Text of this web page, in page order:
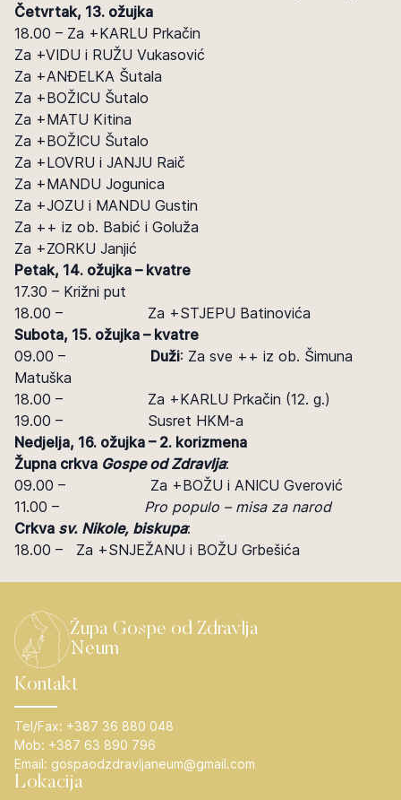
Četvrtak, 13. ožujka
18.00 – Za +KARLU Prkačin
Za +VIDU i RUŽU Vukasović
Za +ANĐELKA Šutala
Za +BOŽICU Šutalo
Za +MATU Kitina
Za +BOŽICU Šutalo
Za +LOVRU i JANJU Raič
Za +MANDU Jogunica
Za +JOZU i MANDU Gustin
Za ++ iz ob. Babić i Goluža
Za +ZORKU Janjić
Petak, 14. ožujka – kvatre
17.30 – Križni put
18.00 – Za +STJEPU Batinovića
Subota, 15. ožujka – kvatre
09.00 – Duži: Za sve ++ iz ob. Šimuna
Matuška
18.00 – Za +KARLU Prkačin (12. g.)
19.00 – Susret HKM-a
Nedjelja, 16. ožujka – 2. korizmena
Župna crkva Gospe od Zdravlja:
09.00 – Za +BOŽU i ANICU Gverović
11.00 – Pro populo – misa za narod
Crkva sv. Nikole, biskupa:
18.00 – Za +SNJEŽANU i BOŽU Grbešića
Župa Gospe od Zdravlja
Neum
Kontakt
Tel/Fax: +387 36 880 048
Mob: +387 63 890 796
Email: gospaodzdravljaneum@gmail.com
Lokacija